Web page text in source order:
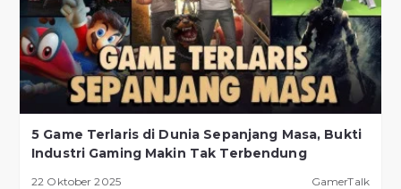
5 Game Terlaris di Dunia Sepanjang Masa, Bukti
Industri Gaming Makin Tak Terbendung
22 Oktober 2025 GamerTalk